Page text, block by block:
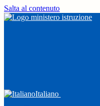
Salta al contenuto
Italiano